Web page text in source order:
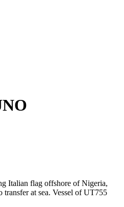
Italian flag offshore of Nigeria,
transfer at sea. Vessel of UT755